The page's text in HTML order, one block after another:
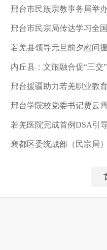
邢台市民族宗教事务局举
邢台市民宗局传达学习全
若羌县领导元旦前夕慰问
内丘县：文旅融合促“三交
邢台援疆助力若羌职业教
邢台学院校党委书记贾云
若羌医院完成首例DSA引
襄都区委统战部（民宗局